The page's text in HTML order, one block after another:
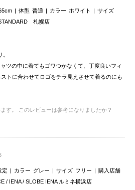
体型 普通 カラー ホワイト
サイズ
札幌店
ツの中に着てもゴワつかなくて、丁度良いフィ
トに合わせてロゴをチラ見えさせて着るのにも
す。
このレビューは参考になりましたか？
定 カラー グレー サイズ フリー
購入店舗
/ IENA / SLOBE IENA ルミネ横浜店